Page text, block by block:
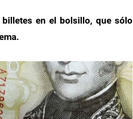
billetes en el bolsillo, que sólo